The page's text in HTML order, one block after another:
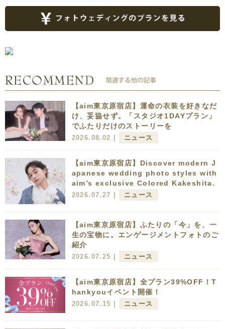
【aim東京原宿店】運命の衣装を好きなだ
け、妥協せず。「スタジオ1DAYプラン」
でふたりだけのストーリーを
2026.08.02 | ニュース
【aim東京原宿店】Discover modern J
apanese wedding photo styles with
aim’s exclusive Colored Kakeshita.
2026.07.27 | ニュース
【aim東京原宿店】ふたりの「今」を、一
生の宝物に。エンゲージメントフォトのご
紹介
2026.07.25 | ニュース
【aim東京原宿店】全プラン39%OFF！T
hankyouイベント開催！
2026.07.15 | ニュース